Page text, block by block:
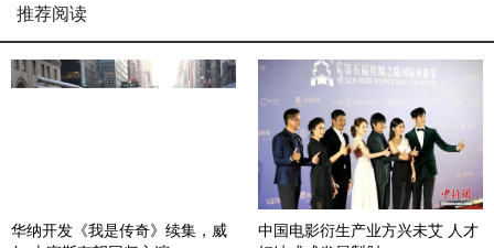
推荐阅读
华纳开发《我是传奇》续集，威
中国电影衍生产业方兴未艾 人才